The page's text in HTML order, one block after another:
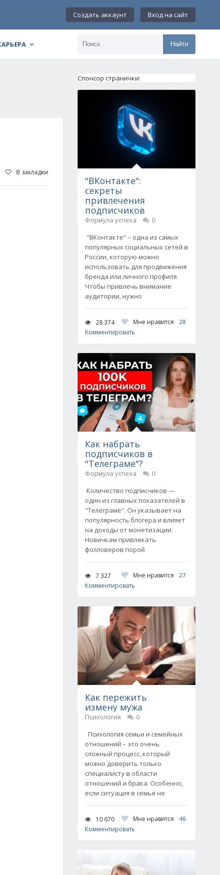
Создать аккаунт Вход на сайт
Найти
В закладки
Спонсор странички:
"ВКонтакте":
секреты
привлечения
подписчиков
Формула успеха
0
"ВКонтакте" – одна из самых
популярных социальных сетей в
России, которую можно
использовать для продвижения
бренда или личного профиля.
Чтобы привлечь внимание
аудитории, нужно
28 374 Мне нравится
28
Комментировать
Как набрать
подписчиков в
"Телеграме"?
Формула успеха
0
Количество подписчиков —
один из главных показателей в
"Телеграме". Он указывает на
популярность блогера и влияет
на доходы от монетизации.
Новичкам привлекать
фолловеров порой
7 327 Мне нравится
27
Комментировать
Как пережить
измену мужа
Психология
0
Психология семьи и семейных
отношений – это очень
сложный процесс, который
можно доверить только
специалисту в области
отношений и брака. Особенно,
если ситуация в семье не
10 670 Мне нравится
46
Комментировать